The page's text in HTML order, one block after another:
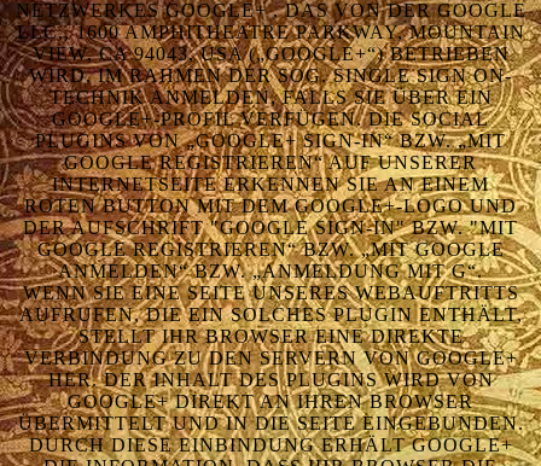
NETZWERKES GOOGLE+ , DAS VON DER GOOGLE
LLC., 1600 AMPHITHEATRE PARKWAY, MOUNTAIN
VIEW, CA 94043, USA („GOOGLE+“) BETRIEBEN
WIRD, IM RAHMEN DER SOG. SINGLE SIGN ON-
TECHNIK ANMELDEN, FALLS SIE ÜBER EIN
GOOGLE+-PROFIL VERFÜGEN. DIE SOCIAL
PLUGINS VON „GOOGLE+ SIGN-IN“ BZW. „MIT
GOOGLE REGISTRIEREN“ AUF UNSERER
INTERNETSEITE ERKENNEN SIE AN EINEM
ROTEN BUTTON MIT DEM GOOGLE+-LOGO UND
DER AUFSCHRIFT "GOOGLE SIGN-IN" BZW. "MIT
GOOGLE REGISTRIEREN“ BZW. „MIT GOOGLE
ANMELDEN“ BZW. „ANMELDUNG MIT G“.
WENN SIE EINE SEITE UNSERES WEBAUFTRITTS
AUFRUFEN, DIE EIN SOLCHES PLUGIN ENTHÄLT,
STELLT IHR BROWSER EINE DIREKTE
VERBINDUNG ZU DEN SERVERN VON GOOGLE+
HER. DER INHALT DES PLUGINS WIRD VON
GOOGLE+ DIREKT AN IHREN BROWSER
ÜBERMITTELT UND IN DIE SEITE EINGEBUNDEN.
DURCH DIESE EINBINDUNG ERHÄLT GOOGLE+